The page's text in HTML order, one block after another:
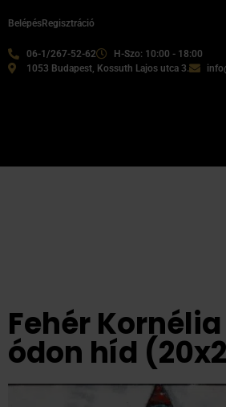
06-1/267-52-62
H-Szo: 10:00 - 18:00
1053 Budapest, Kossuth Lajos utca 3.
BelépésRegisztráció
Fehér
ódon híd